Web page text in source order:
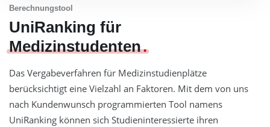
Berechnungstool
UniRanking für
Medizinstudenten
Das Vergabeverfahren für Medizinstudienplätze
berücksichtigt eine Vielzahl an Faktoren. Mit dem von uns
nach Kundenwunsch programmierten Tool namens
UniRanking können sich Studieninteressierte ihren